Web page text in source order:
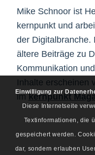
Mike Schnoor ist
kernpunkt und
der Digitalbranche.
ältere Beiträge zu
Kommunikation
Inhalte erscheinen
imkernpunkt
Einwilligung zur
Diese Internetseite
Textinformationen, die
gespeichert werden.
dar, sondern erlauben